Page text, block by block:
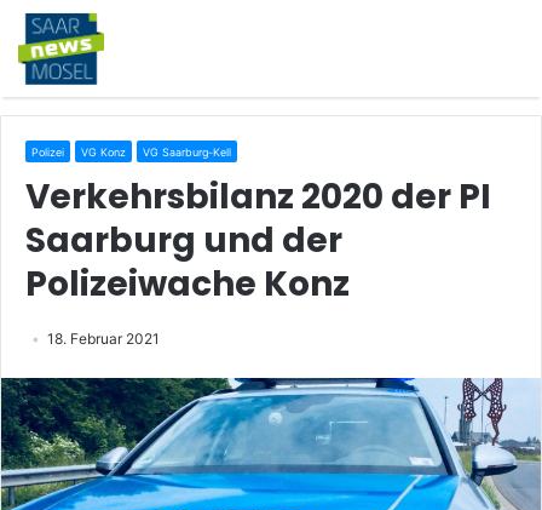
Polizei VG Konz VG Saarburg-Kell
Verkehrsbilanz 2020 der PI
Saarburg und der
Polizeiwache Konz
18. Februar 2021